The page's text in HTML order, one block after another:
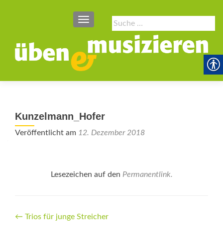
Suche
nach:
SCHALTE NAVIGATION
Kunzelmann_Hofer
Veröffentlicht am 12. Dezember 2018
Lesezeichen auf den Permanentlink.
Beitrags-
← Trios für junge Streicher